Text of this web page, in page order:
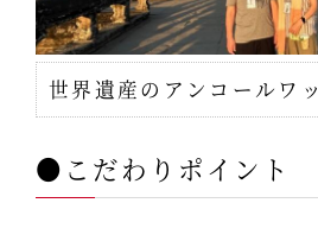
世界遺産のアンコールワ
●こだわりポイント